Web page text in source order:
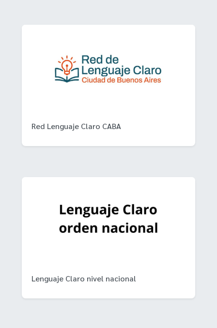
Red Lenguaje Claro CABA
Lenguaje Claro nivel nacional